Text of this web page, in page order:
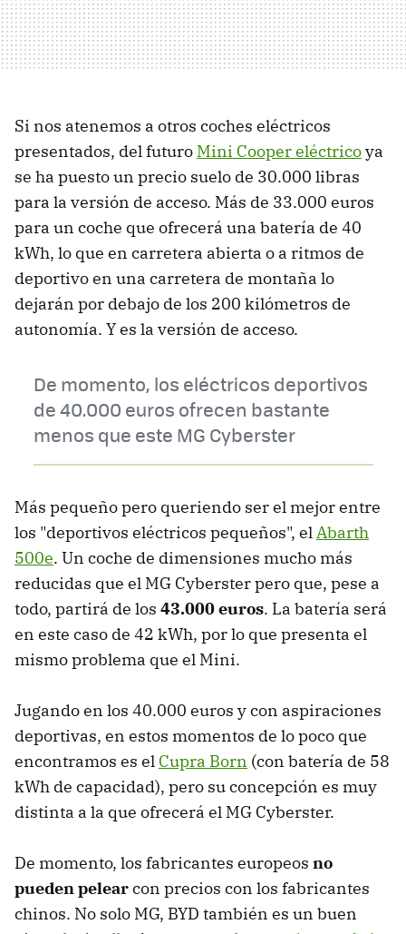
Si nos atenemos a otros coches eléctricos
presentados, del futuro Mini Cooper eléctricoya
se ha puesto un precio suelo de 30.000 libras
para la versión de acceso. Más de 33.000 euros
para un coche que ofrecerá una batería de 40
kWh, lo que en carretera abierta o a ritmos de
deportivo en una carretera de montaña lo
dejarán por debajo de los 200 kilómetros de
autonomía. Y es la versión de acceso.
De momento, los eléctricos deportivos
de 40.000 euros ofrecen bastante
menos que este MG Cyberster
Más pequeño pero queriendo ser el mejor entre
los "deportivos eléctricos pequeños", elAbarth
500e. Un coche de dimensiones mucho más
reducidas que el MG Cyberster pero que, pese a
todo, partirá de los 43.000 euros. La batería será
en este caso de 42 kWh, por lo que presenta el
mismo problema que el Mini.
Jugando en los 40.000 euros y con aspiraciones
deportivas, en estos momentos de lo poco que
encontramos es el Cupra Born (con batería de 58
kWh de capacidad), pero su concepción es muy
distinta a la que ofrecerá el MG Cyberster.
De momento, los fabricantes europeos no
pueden pelearcon precios con los fabricantes
chinos. No solo MG, BYD también es un buen